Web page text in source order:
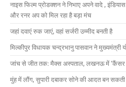
नाइस फिल्म प्रोडक्शन ने निभाए अपने वादे ,
और रनर अप को मिल रहा है बड़ा मंच
जहां दवाएं रुक जाएं, वहां सर्जरी उम्मीद बनती है
मिल्कीपुर विधायक चन्द्रभानु पासवान ने मुख्यमंत्री
जांच से जीत तक: मैक्स अस्पताल, लखनऊ में ‘कैंसर
मुंह में लौंग, सुपारी दबाकर सोने की आदत बन सकती